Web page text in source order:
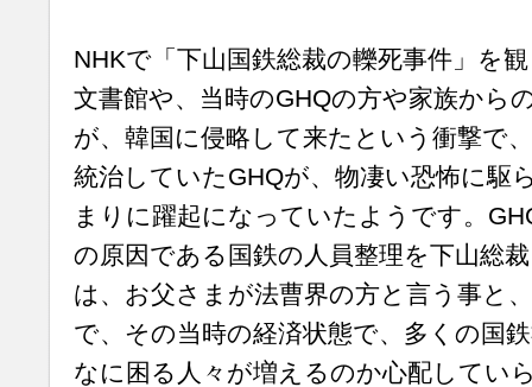
NHKで「下山国鉄総裁の轢死事件」を
文書館や、当時のGHQの方や家族から
が、韓国に侵略して来たという衝撃で
統治していたGHQが、物凄い恐怖に駆
まりに躍起になっていたようです。
の原因である国鉄の人員整理を下山総
は、お父さまが法曹界の方と言う事と
で、その当時の経済状態で、多くの国
なに困る人々が増えるのか心配してい